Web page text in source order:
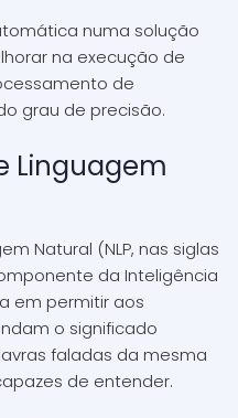
numa solução
na execução de
de
grau de precisão.
Linguagem
Natural (NLP, nas siglas
da Inteligência
em permitir aos
o significado
faladas da mesma
de entender.